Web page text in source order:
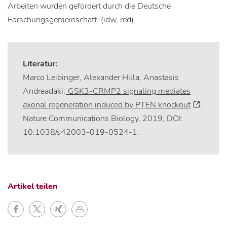
Arbeiten wurden gefördert durch die Deutsche
Forschungsgemeinschaft. (idw, red)
Literatur:
Marco Leibinger, Alexander Hilla, Anastasis
Andreadaki: GSK3-CRMP2 signaling mediates
axonal regeneration induced by PTEN knockout
.
Nature Communications Biology, 2019, DOI:
10.1038/s42003-019-0524-1.
Artikel teilen